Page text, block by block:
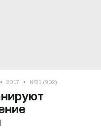
• 2017 • №31 (902)